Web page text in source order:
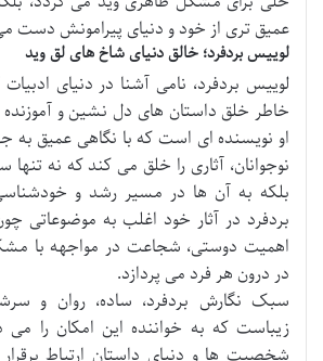
عمیق تری از خود و دنیای پیرامونش دست
لوییس بردفرد؛ خالق دنیای شاخ های لق وید
لوییس بردفرد، نامی آشنا در دنیای
خاطر خلق داستان های دل نشین و آموزنده
او نویسنده ای است که با نگاهی عمیق به
نوجوانان، آثاری را خلق می کند که نه تنها
بلکه به آن ها در مسیر رشد و
بردفرد در آثار خود اغلب به موضوعاتی
اهمیت دوستی، شجاعت در مواجهه با
در درون هر فرد می پردازد.
سبک نگارش بردفرد، ساده، روان و
زیباست که به خواننده این امکان را می